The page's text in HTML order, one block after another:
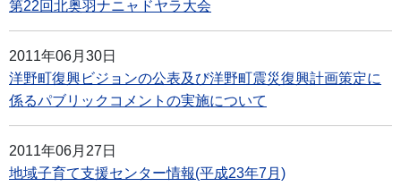
第22回北奥羽ナニャドヤラ大会
2011年06月30日
洋野町復興ビジョンの公表及び洋野町震災復興計画策定に
係るパブリックコメントの実施について
2011年06月27日
地域子育て支援センター情報(平成23年7月)